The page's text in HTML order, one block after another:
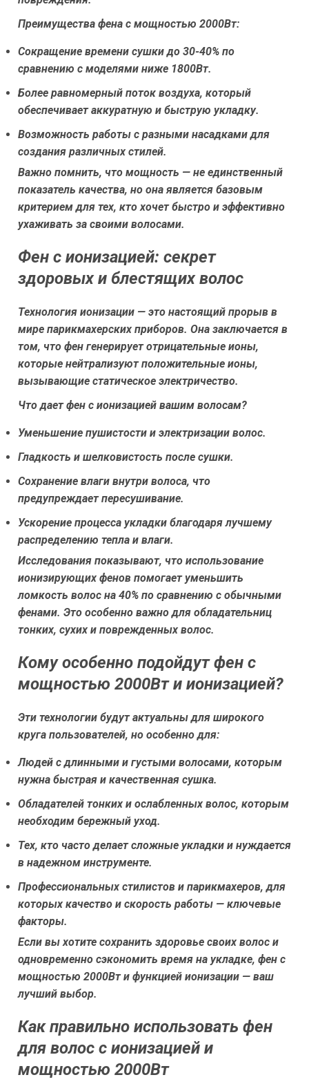
Преимущества фена с мощностью 2000Вт:
Сокращение времени сушки до 30-40% по
сравнению с моделями ниже 1800Вт.
Более равномерный поток воздуха, который
обеспечивает аккуратную и быструю укладку.
Возможность работы с разными насадками для
создания различных стилей.
Важно помнить, что мощность — не единственный
показатель качества, но она является базовым
критерием для тех, кто хочет быстро и эффективно
ухаживать за своими волосами.
Фен с ионизацией: секрет
здоровых и блестящих волос
Технология ионизации — это настоящий прорыв в
мире парикмахерских приборов. Она заключается в
том, что фен генерирует отрицательные ионы,
которые нейтрализуют положительные ионы,
вызывающие статическое электричество.
Что дает фен с ионизацией вашим волосам?
Уменьшение пушистости и электризации волос.
Гладкость и шелковистость после сушки.
Сохранение влаги внутри волоса, что
предупреждает пересушивание.
Ускорение процесса укладки благодаря лучшему
распределению тепла и влаги.
Исследования показывают, что использование
ионизирующих фенов помогает уменьшить
ломкость волос на 40% по сравнению с обычными
фенами. Это особенно важно для обладательниц
тонких, сухих и поврежденных волос.
Кому особенно подойдут фен с
мощностью 2000Вт и ионизацией?
Эти технологии будут актуальны для широкого
круга пользователей, но особенно для:
Людей с длинными и густыми волосами, которым
нужна быстрая и качественная сушка.
Обладателей тонких и ослабленных волос, которым
необходим бережный уход.
Тех, кто часто делает сложные укладки и нуждается
в надежном инструменте.
Профессиональных стилистов и парикмахеров, для
которых качество и скорость работы — ключевые
факторы.
Если вы хотите сохранить здоровье своих волос и
одновременно сэкономить время на укладке, фен с
мощностью 2000Вт и функцией ионизации — ваш
лучший выбор.
Как правильно использовать фен
для волос с ионизацией и
мощностью 2000Вт